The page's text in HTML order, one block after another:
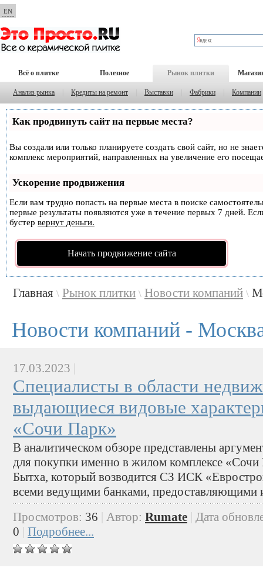
EN
Всё о плитке Полезное Рынок плитки
Анализ рынка Кредиты на ремонт Выставки Фабрики Компании
Как продвинуть сайт на первые места?
Вы создали или только планируете создать свой сайт, но не
комплекс мероприятий, направленных на увеличение его
Ускорение продвижения
Если вам трудно попасть на первые места в поиске
первые результаты появляются уже в течение первых 7 дней.
бустер вернут деньги.
Начать продвижение сайта
Главная \ Рынок плитки \ Новости компаний \
Новости компаний -
17.03.2023
Специалисты в области
выдающиеся видовые
«Сочи Парк»
В аналитическом обзоре представлены
для покупки именно в жилом комплексе
Бытха, который возводится СЗ ИСК
всеми ведущими банками, предоставляющими
Просмотров: 36 Автор: Rumate
Дата
0
Подробнее...